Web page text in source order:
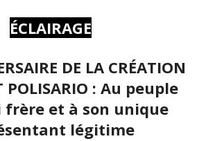
ÉCLAIRAGE
DE LA CRÉATION
POLISARIO : Au peuple
frère et à son unique
légitime